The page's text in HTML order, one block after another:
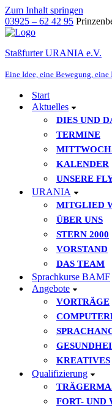
Zum Inhalt springen
03925 – 62 42 95
Staßfurter URANIA e.V.
Eine Idee, eine Bewegung,
Start
Aktuelles
DIES UND
TERMINE
KALENDER
UNSERE
URANIA
MITGLIED
ÜBER UNS
STERN 2000
VORSTAND
DAS TEAM
Sprachkurse BAMF
Angebote
VORTRÄGE
KREATIVES
Qualifizierung
FORT- UND